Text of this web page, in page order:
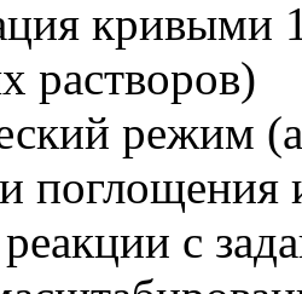
кривыми
растворов)
режим
поглощения
с